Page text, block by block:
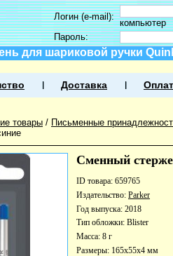
Логин (e-mail):
компьютер
Пароль:
для шариковой ручки
Доставка
товары / Письменные
Сменный
ID товара: 659765
Издательство: Parker
Год выпуска: 2018
Тип обложки: Blister
Масса: 8 г
Размеры: 165x55x4 мм